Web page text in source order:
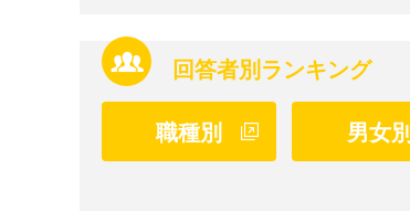
回答者別ランキング
職種別 男女別